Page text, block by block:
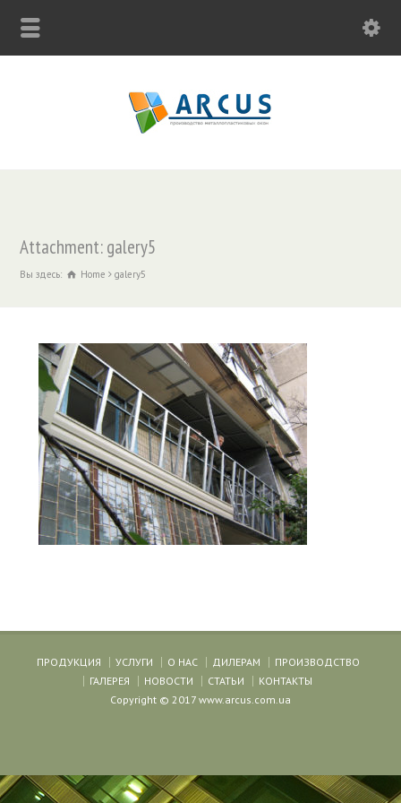
Attachment: galery5
Вы здесь: Home galery5
ПРОДУКЦИЯ УСЛУГИ О НАС ДИЛЕРАМ
ПРОИЗВОДСТВО
ГАЛЕРЕЯ
НОВОСТИ СТАТЬИ
КОНТАКТЫ
Copyright © 2017 www.arcus.com.ua